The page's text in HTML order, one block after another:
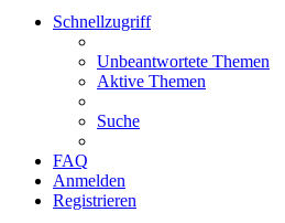
Schnellzugriff
Unbeantwortete Themen
Aktive Themen
Suche
FAQ
Anmelden
Registrieren